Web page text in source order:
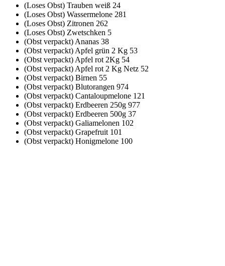
(Loses Obst) Trauben weiß 24
(Loses Obst) Wassermelone 281
(Loses Obst) Zitronen 262
(Loses Obst) Zwetschken 5
(Obst verpackt) Ananas 38
(Obst verpackt) Apfel grün 2 Kg 53
(Obst verpackt) Apfel rot 2Kg 54
(Obst verpackt) Apfel rot 2 Kg Netz 52
(Obst verpackt) Birnen 55
(Obst verpackt) Blutorangen 974
(Obst verpackt) Cantaloupmelone 121
(Obst verpackt) Erdbeeren 250g 977
(Obst verpackt) Erdbeeren 500g 37
(Obst verpackt) Galiamelonen 102
(Obst verpackt) Grapefruit 101
(Obst verpackt) Honigmelone 100